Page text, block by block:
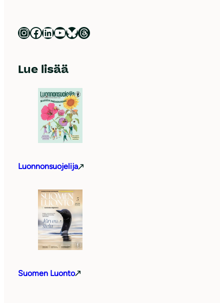
Luonnonsuojeluliitto Instagramissa Luonnonsuojeluliitto Facebookissa Luonnonsuojeluliitto LinkedInissä Luonnonsuojeluliiton YouTube-kanava Luonnonsuojeluliitto Blueskyssa Luonnonsuojeluliitto Threadsissa
Lue lisää
Luonnonsuojelija
Suomen Luonto